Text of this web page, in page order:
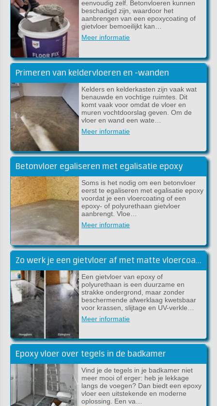
eenvoudig zelf. Betonvloeren kunnen
beschadigd zijn, waardoor het
aanbrengen van een epoxycoating of
gietvloer bemoeilijkt kan…
Meer informatie
Primeren van keldervloeren en -wanden
Kelders en kelderkasten zijn vaak wat
benauwde en vochtige ruimtes. Dit
komt vaak voor omdat de vloer en
muren vochtdoorslag geven. Om de
vloer en wand een wate…
Meer informatie
Betonvloer egaliseren met egalisatie epoxy
Soms is het nodig om een betonvloer
eerst te egaliseren met egalisatie epoxy
voordat je een vloercoating of een
epoxy- of polyurethaan gietvloer
aanbrengt. Vloe…
Meer informatie
Zo werk je een gietvloer af met matte vloercoating [handleiding]
Een gietvloer van epoxy of
polyurethaan is een duurzame en
strakke ondergrond, maar zonder
beschermende afwerklaag kwetsbaar
voor krassen, slijtage en UV-verkle…
Meer informatie
Epoxy vloer over tegels in de badkamer
Vind je de tegels in je badkamer niet
meer mooi of erger: heb je lekkage
langs de voegen? Dan biedt een epoxy
vloer een uitstekende en moderne
oplossing. Een va…